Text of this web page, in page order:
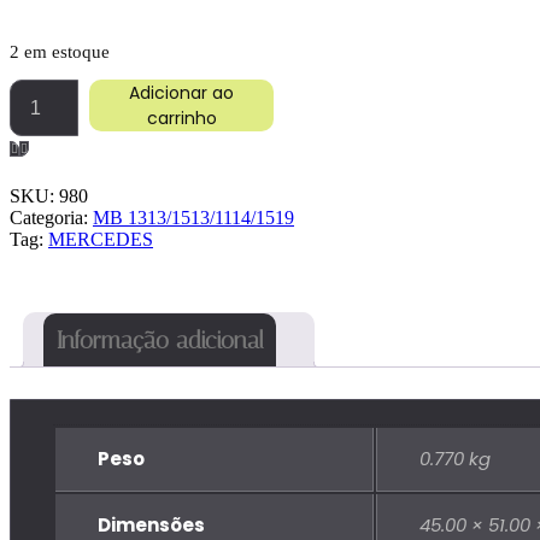
2 em estoque
BALAO
MB
1114/1519
PLAST
quantidade
Adicionar ao
carrinho
SKU: 980
Categoria: MB 1313/1513/1114/1519
Tag: MERCEDES
Informação adicional
Peso 0.770 kg
Dimensões 45.00 × 51.00